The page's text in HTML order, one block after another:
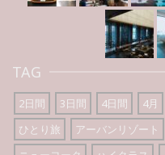
TAG
2日間 3日間 4日間 4月
ひとり旅
アーバンリゾート